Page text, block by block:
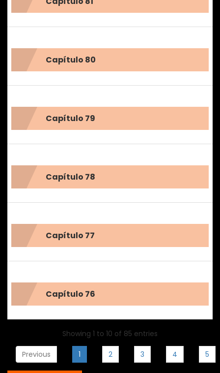
Capítulo 80
Capítulo 79
Capítulo 78
Capítulo 77
Capítulo 76
Showing 1 to 10 of 85 entries
Previous 1 2 3 4 5